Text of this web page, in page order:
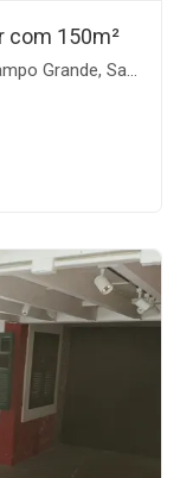
com 150m²
Santos-SP